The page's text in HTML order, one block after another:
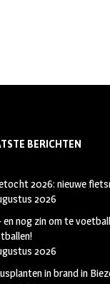
BERICHTEN
2026: nieuwe
2026
en nog zin om te
2026
in brand in